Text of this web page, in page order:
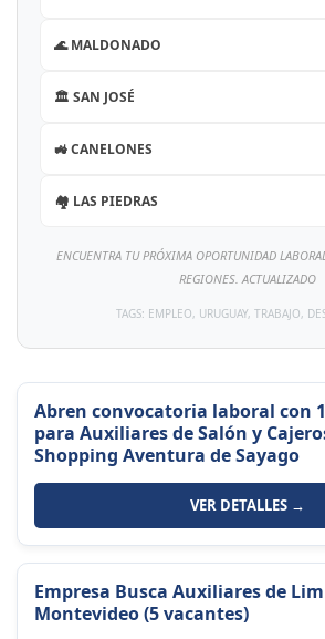
🌊 MALDONADO
🏛️ SAN JOSÉ
🚜 CANELONES
🏘️ LAS PIEDRAS
ENCUENTRA TU PRÓXIMA OPORTUNIDAD
REGIONES. ACTUALIZADO
TAGS: EMPLEO, URUGUAY, TRABAJO,
Abren convocatoria laboral con
para Auxiliares de Salón y
Shopping Aventura de Sayago
VER DETALLES →
Empresa Busca Auxiliares de
Montevideo (5 vacantes)